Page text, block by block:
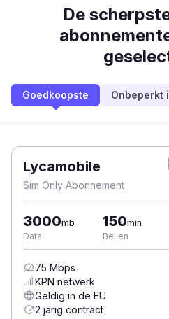
De
Goedkoopste Onbeperkt
Lycamobile
Sim Only Abonnement
3000mb
Data
150min
Bellen
75 Mbps
KPN netwerk
Geldig in de EU
2 jarig contract